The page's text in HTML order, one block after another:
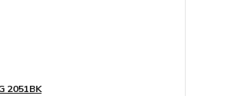
2051BK